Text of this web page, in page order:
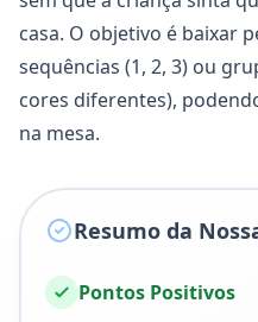
casa. O objetivo é baixar
sequências (1, 2, 3) ou
cores diferentes),
na mesa.
Resumo da
Pontos Positivos